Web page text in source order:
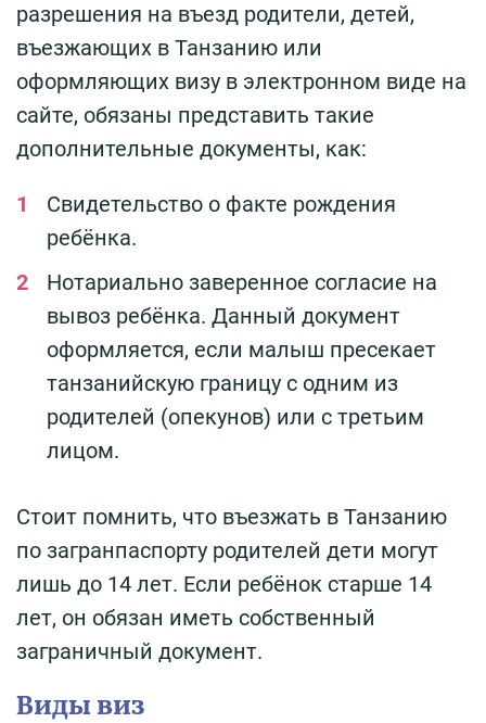
разрешения на въезд родители, детей,
въезжающих в Танзанию или
оформляющих визу в электронном виде на
сайте, обязаны представить такие
дополнительные документы, как:
Свидетельство о факте рождения
ребёнка.
Нотариально заверенное согласие на
вывоз ребёнка. Данный документ
оформляется, если малыш пресекает
танзанийскую границу с одним из
родителей (опекунов) или с третьим
лицом.
Стоит помнить, что въезжать в Танзанию
по загранпаспорту родителей дети могут
лишь до 14 лет. Если ребёнок старше 14
лет, он обязан иметь собственный
заграничный документ.
Виды виз